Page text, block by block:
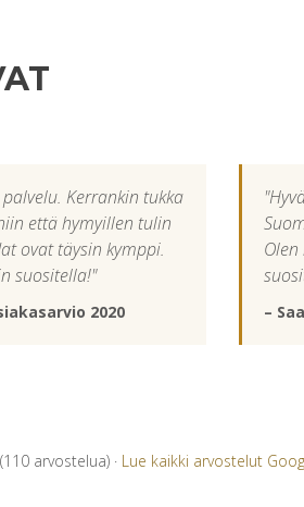
Kerrankin tukka
että hymyillen tulin
ovat täysin kymppi.
suositella!"
2020 –
arvostelua) · Lue kaikki arvostelut